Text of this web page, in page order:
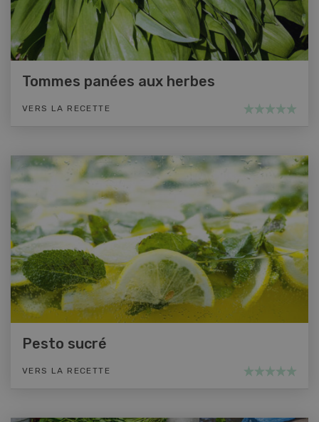
Tommes panées aux herbes
VERS LA RECETTE
Pesto sucré
VERS LA RECETTE